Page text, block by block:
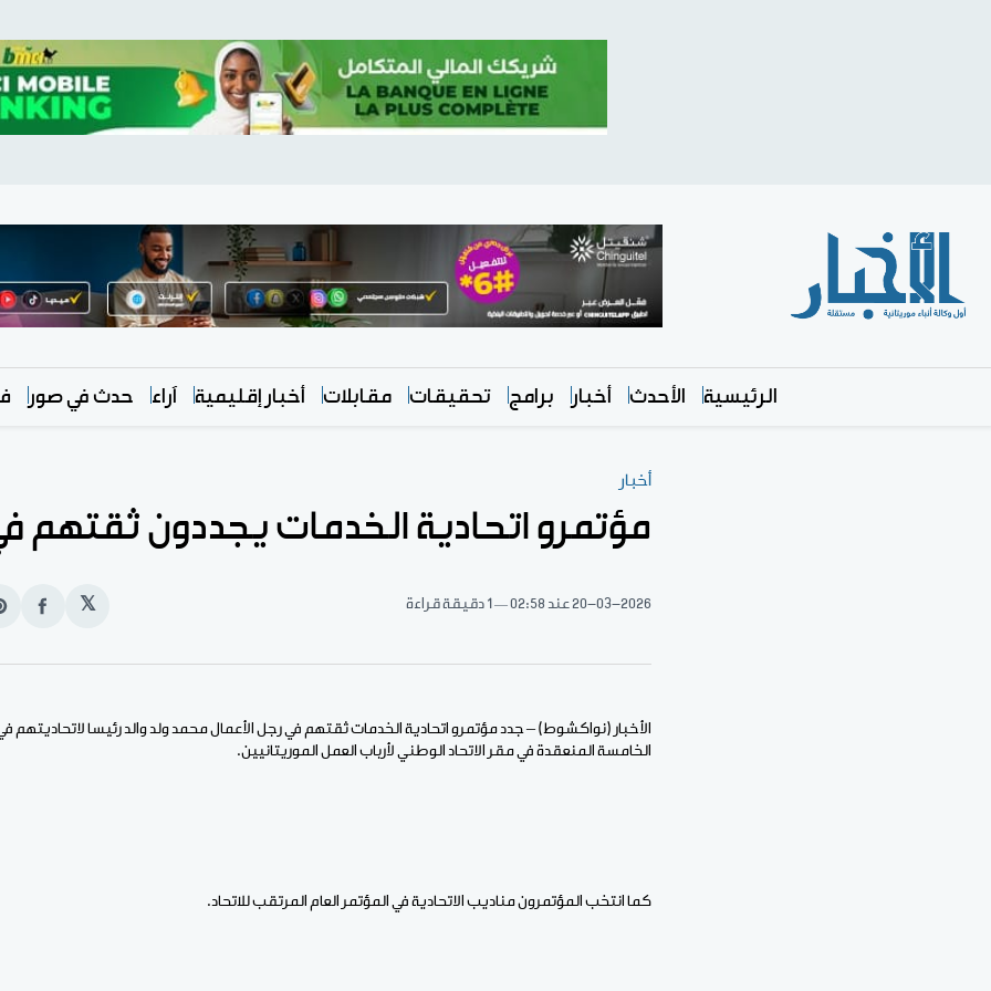
الرئيسية الأحدث أخبار برامج تحقيقات مقابلات أخبار إقليمية آراء حدث في صور
أخبار
مؤتمرو اتحادية الخدمات يجددون ثقتهم
20-03-2026عند 02:58 1 دقيقة قراءة 𝕏
انشر
الأخبار (نواكشوط) – جدد مؤتمرو اتحادية الخدمات ثقتهم في رجل الأعمال محمد ولد والد رئيسا لاتحاديتهم
الخامسة المنعقدة في مقر الاتحاد الوطني لأرباب العمل الموريتانيين.
كما انتخب المؤتمرون مناديب الاتحادية في المؤتمر العام المرتقب للاتحاد.